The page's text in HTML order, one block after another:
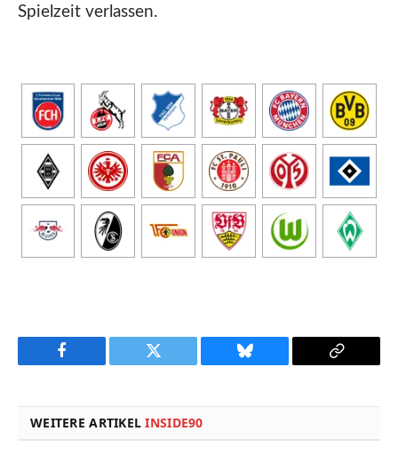
Spielzeit verlassen.
Facebook Twitter Bluesky
Copy
WEITERE ARTIKELINSIDE90